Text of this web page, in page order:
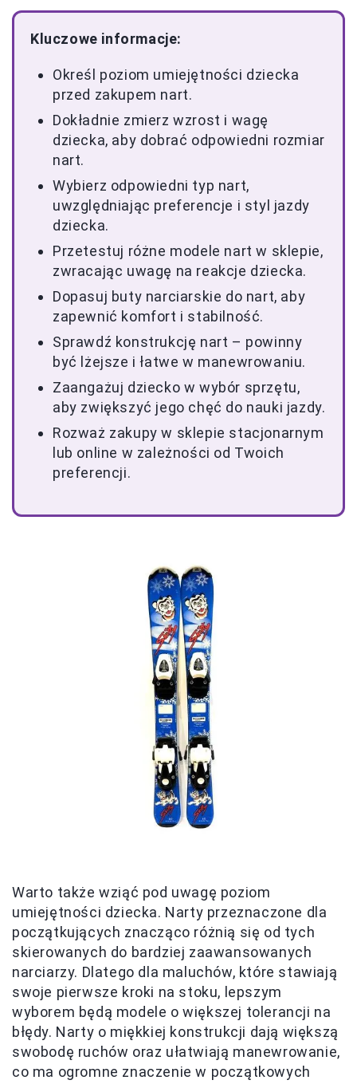
Kluczowe informacje:
Określ poziom umiejętności dziecka
przed zakupem nart.
Dokładnie zmierz wzrost i wagę
dziecka, aby dobrać odpowiedni rozmiar
nart.
Wybierz odpowiedni typ nart,
uwzględniając preferencje i styl jazdy
dziecka.
Przetestuj różne modele nart w sklepie,
zwracając uwagę na reakcje dziecka.
Dopasuj buty narciarskie do nart, aby
zapewnić komfort i stabilność.
Sprawdź konstrukcję nart – powinny
być lżejsze i łatwe w manewrowaniu.
Zaangażuj dziecko w wybór sprzętu,
aby zwiększyć jego chęć do nauki jazdy.
Rozważ zakupy w sklepie stacjonarnym
lub online w zależności od Twoich
preferencji.
Warto także wziąć pod uwagę poziom
umiejętności dziecka. Narty przeznaczone dla
początkujących znacząco różnią się od tych
skierowanych do bardziej zaawansowanych
narciarzy. Dlatego dla maluchów, które stawiają
swoje pierwsze kroki na stoku, lepszym
wyborem będą modele o większej tolerancji na
błędy. Narty o miękkiej konstrukcji dają większą
swobodę ruchów oraz ułatwiają manewrowanie,
co ma ogromne znaczenie w początkowych